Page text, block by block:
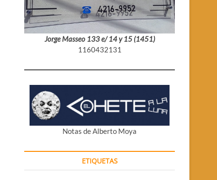
Jorge Masseo 133 e/ 14 y 15 (1451)
1160432131
Notas de Alberto Moya
ETIQUETAS